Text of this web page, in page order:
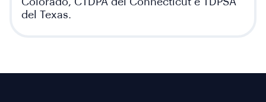
del Texas.